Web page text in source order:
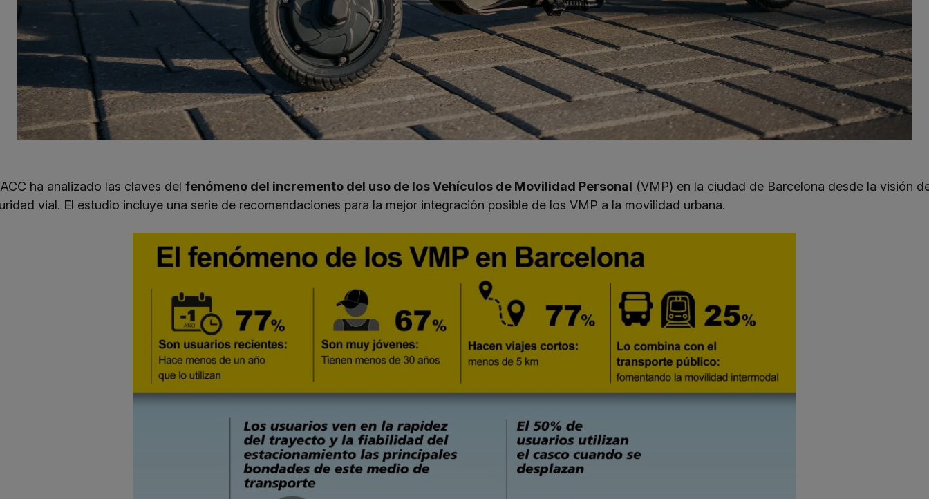
ha analizado las claves del fenómeno del incremento del uso de los Vehículos de Movilidad Personal (VMP) en la ciudad de Barcelona desde la visión
vial. El estudio incluye una serie de recomendaciones para la mejor integración posible de los VMP a la movilidad urbana.